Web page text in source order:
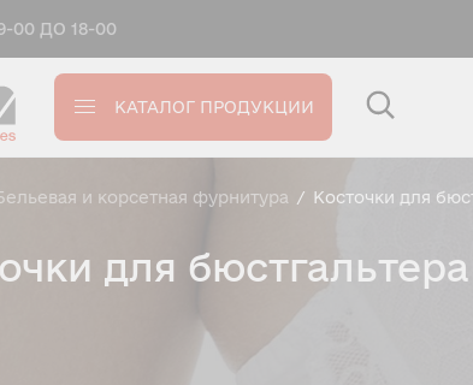
00 ДО 18-00
КАТАЛОГ ПРОДУКЦИИ
и корсетная фурнитура / Косточки для
для бюстгальтера